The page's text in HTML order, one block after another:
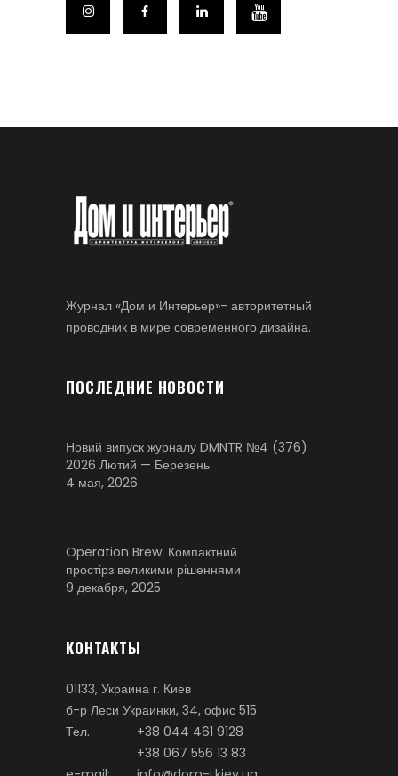
Журнал «Дом и Интерьер»- авторитетный
проводник в мире современного дизайна.
ПОСЛЕДНИЕ НОВОСТИ
Новий випуск журналу DMNTR №4 (376)
2026 Лютий — Березень
4 мая, 2026
Operation Brew: Компактний
простірз великими рішеннями
9 декабря, 2025
КОНТАКТЫ
01133, Украина г. Киев
б-р Леси Украинки, 34, офис 515
Тел.
+38 044 461 9128
+38 067 556 13 83